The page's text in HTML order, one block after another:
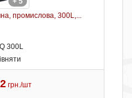
промислова, 300L,...
300L
грн./шт